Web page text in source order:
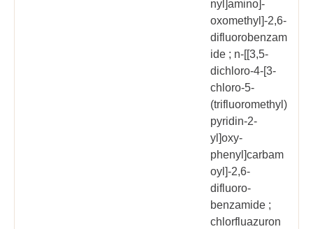
nyl]amino]-
oxomethyl]-2,6-
difluorobenzam
ide ; n-[[3,5-
dichloro-4-[3-
chloro-5-
(trifluoromethyl)
pyridin-2-
yl]oxy-
phenyl]carbam
oyl]-2,6-
difluoro-
benzamide ;
chlorfluazuron